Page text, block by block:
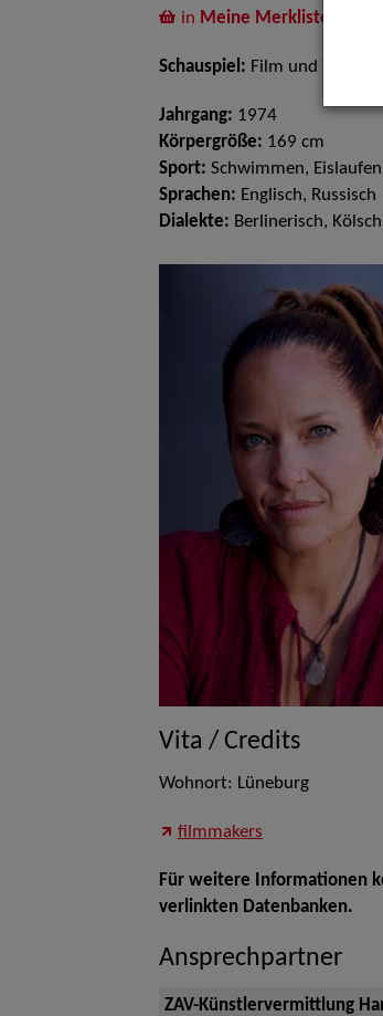
in Meine Merkliste
Schauspiel: Film und TV
Jahrgang: 1974
Körpergröße: 169 cm
Sport: Schwimmen, Eislaufen
Sprachen: Englisch, Russisch
Dialekte: Berlinerisch,
Vita / Credits
Wohnort: Lüneburg
filmmakers
Für weitere Informationen
verlinkten Datenbanken.
Ansprechpartner
ZAV-Künstlervermittlung